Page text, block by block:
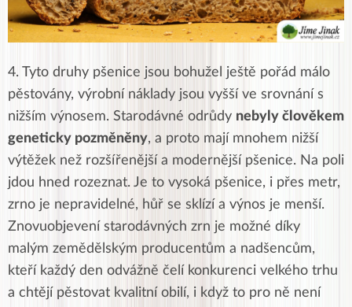
4. Tyto druhy pšenice jsou bohužel ještě pořád málo
pěstovány, výrobní náklady jsou vyšší ve srovnání s
nižším výnosem. Starodávné odrůdy nebyly člověkem
geneticky pozměněny, a proto mají mnohem nižší
výtěžek než rozšířenější a modernější pšenice. Na poli
jdou hned rozeznat. Je to vysoká pšenice, i přes metr,
zrno je nepravidelné, hůř se sklízí a výnos je menší.
Znovuobjevení starodávných zrn je možné díky
malým zemědělským producentům a nadšencům,
kteří každý den odvážně čelí konkurenci velkého trhu
a chtějí pěstovat kvalitní obilí, i když to pro ně není